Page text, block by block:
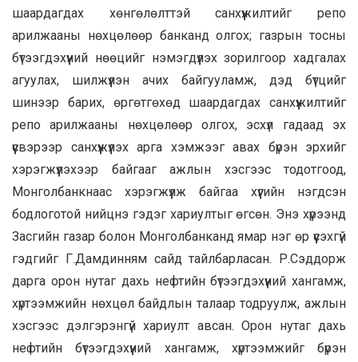
шаардагдах хөнгөлөлттэй санхүүжилтийг репо
арилжааны нөхцөлөөр банканд олгох; газрын тосны
бүтээгдэхүүний нөөцийг нэмэгдүүлэх зорилгоор хадгалах
агуулах, шилжүүлэн ачих байгууламж, дэд бүтцийг
шинээр барих, өргөтгөхөд шаардагдах санхүүжилтийг
репо арилжааны нөхцөлөөр олгох, эсхүл гадаад эх
үүсвэрээр санхүүжүүлэх арга хэмжээг авах бүрэн эрхийг
хэрэгжүүлэхээр байгааг ажлын хэсгээс тодотгоод,
Монголбанкнаас хэрэгжүүлж байгаа хүүгийн нэгдсэн
бодлоготой нийцнэ гэдэг хариултыг өгсөн. Энэ хүрээнд
Засгийн газар болон Монголбанканд ямар нэг өр үүсэхгүй
гэдгийг Г.Дамдинням сайд тайлбарласан. Р.Сэддорж
дарга орон нутаг дахь нефтийн бүтээгдэхүүний хангамж,
хүртээмжийн нөхцөл байдлын талаар тодруулж, ажлын
хэсгээс дэлгэрэнгүй хариулт авсан. Орон нутаг дахь
нефтийн бүтээгдэхүүний хангамж, хүртээмжийг бүрэн